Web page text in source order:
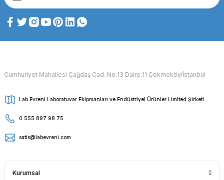
Cumhuriyet Mahallesi Çağdaş Cad. No:13 Daire:11 Çekmeköy/İstanbul
Lab Evreni Laboratuvar Ekipmanları ve Endüstriyel Ürünler Limited Şirketi
0 555 897 98 75
satis@labevreni.com
Kurumsal